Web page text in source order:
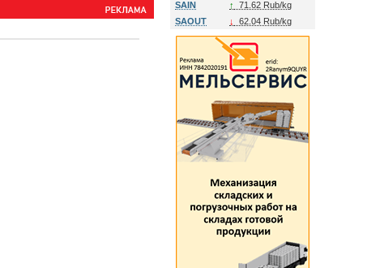
SAIN
↑
71.62 Rub/kg
SAOUT
↓ 62.04 Rub/kg